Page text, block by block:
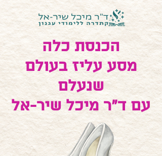
הכנסת כלה
מסע עליז בעולם
שנעלם
עם ד"ר מיכל שיר-אל